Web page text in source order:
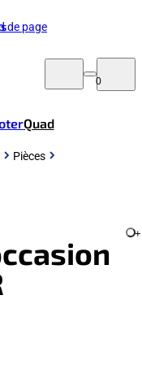
de page
0
Quad
Pièces
+